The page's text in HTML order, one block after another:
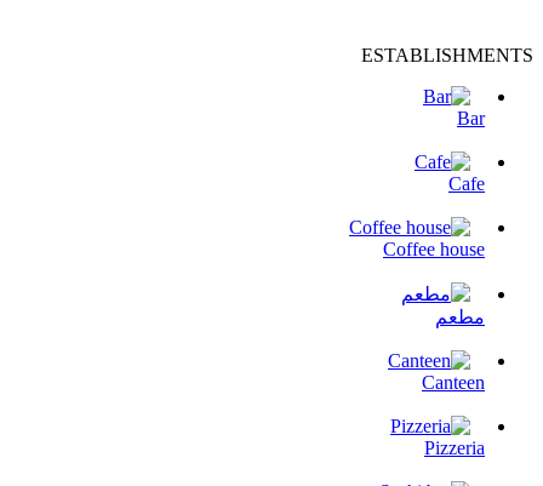
ESTABLISHMENTS
Bar
Cafe
Coffee house
مطعم
Canteen
Pizzeria